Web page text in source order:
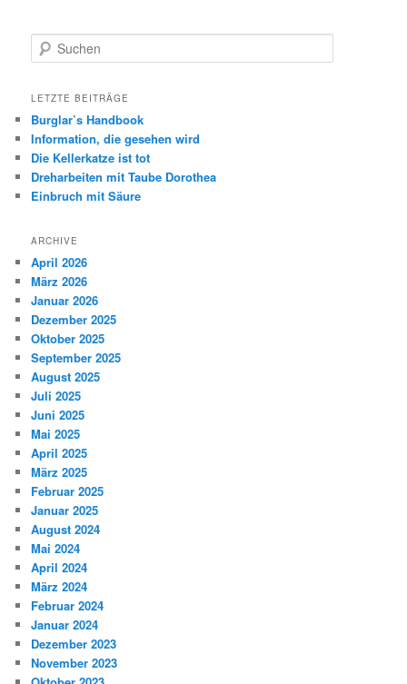
Suchen
LETZTE BEITRÄGE
Burglar’s Handbook
Information, die gesehen wird
Die Kellerkatze ist tot
Dreharbeiten mit Taube Dorothea
Einbruch mit Säure
ARCHIVE
April 2026
März 2026
Januar 2026
Dezember 2025
Oktober 2025
September 2025
August 2025
Juli 2025
Juni 2025
Mai 2025
April 2025
März 2025
Februar 2025
Januar 2025
August 2024
Mai 2024
April 2024
März 2024
Februar 2024
Januar 2024
Dezember 2023
November 2023